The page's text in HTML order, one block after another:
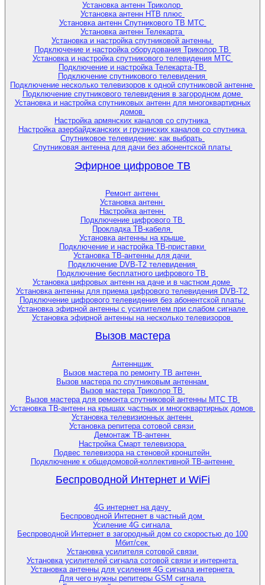
Установка антенн Триколор
Установка антенн НТВ плюс
Установка антенн Спутникового ТВ МТС
Установка антенн Телекарта
Установка и настройка спутниковой антенны
Подключение и настройка оборудования Триколор ТВ
Установка и настройка спутникового телевидения МТС
Подключение и настройка Телекарта-ТВ
Подключение спутникового телевидения
Подключение несколько телевизоров к одной спутниковой антенне
Подключение спутникового телевидения в загородном доме
Установка и настройка спутниковых антенн для многоквартирных
домов
Настройка армянских каналов со спутника
Настройка азербайджанских и грузинских каналов со спутника
Спутниковое телевидение: как выбрать
Спутниковая антенна для дачи без абонентской платы
Эфирное цифровое ТВ
Ремонт антенн
Установка антенн
Настройка антенн
Подключение цифрового ТВ
Прокладка ТВ-кабеля
Установка антенны на крыше
Подключение и настройка ТВ-приставки
Установка ТВ-антенны для дачи
Подключение DVB-T2 телевидения
Подключение бесплатного цифрового ТВ
Установка цифровых антенн на даче и в частном доме
Установка антенны для приема цифрового телевидения DVB-T2
Подключение цифрового телевидения без абонентской платы
Установка эфирной антенны с усилителем при слабом сигнале
Установка эфирной антенны на несколько телевизоров
Вызов мастера
Антеннщик
Вызов мастера по ремонту ТВ антенн
Вызов мастера по спутниковым антеннам
Вызов мастера Триколор ТВ
Вызов мастера для ремонта спутниковой антенны МТС ТВ
Установка ТВ-антенн на крышах частных и многоквартирных домов
Установка телевизионных антенн
Установка репитера сотовой связи
Демонтаж ТВ-антенн
Настройка Смарт телевизора
Подвес телевизора на стеновой кронштейн
Подключение к общедомовой-коллективной ТВ-антенне
Беспроводной Интернет и WiFi
4G интернет на дачу
Беспроводной Интернет в частный дом
Усиление 4G сигнала
Беспроводной Интернет в загородный дом со скоростью до 100
Мбит/сек
Установка усилителя сотовой связи
Установка усилителей сигнала сотовой связи и интернета
Установка антенны для усиления 4G сигнала интернета
Для чего нужны репитеры GSM сигнала